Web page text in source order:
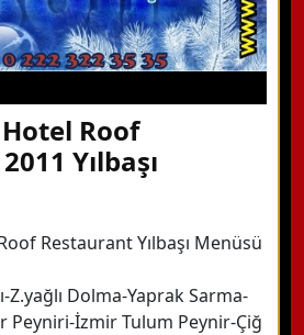
Roof
Yılbaşı
Restaurant Yılbaşı Menüsü
Z.yağlı Dolma-Yaprak Sarma-
Peyniri-İzmir Tulum Peynir-Çiğ